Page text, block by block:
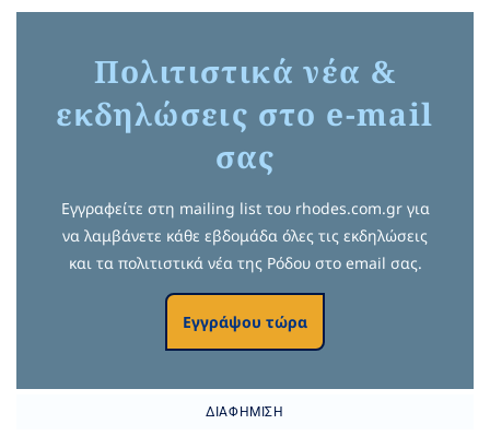
Πολιτιστικά νέα &
εκδηλώσεις στο e-mail
σας
Εγγραφείτε στη mailing list του rhodes.com.gr για
να λαμβάνετε κάθε εβδομάδα όλες τις εκδηλώσεις
και τα πολιτιστικά νέα της Ρόδου στο email σας.
Εγγράψου τώρα
ΔΙΑΦΉΜΙΣΗ